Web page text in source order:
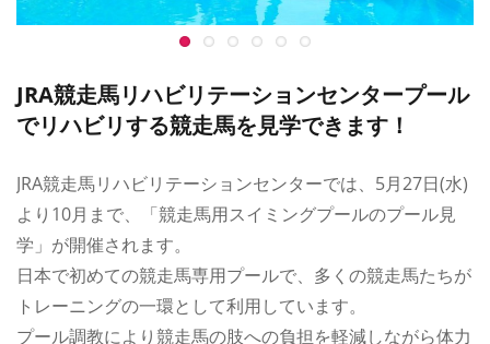
JRA競走馬リハビリテーションセンタープール
でリハビリする競走馬を見学できます！
JRA競走馬リハビリテーションセンターでは、5月27日(水)
より10月まで、「競走馬用スイミングプールのプール見
学」が開催されます。
日本で初めての競走馬専用プールで、多くの競走馬たちが
トレーニングの一環として利用しています。
プール調教により競走馬の肢への負担を軽減しながら体力